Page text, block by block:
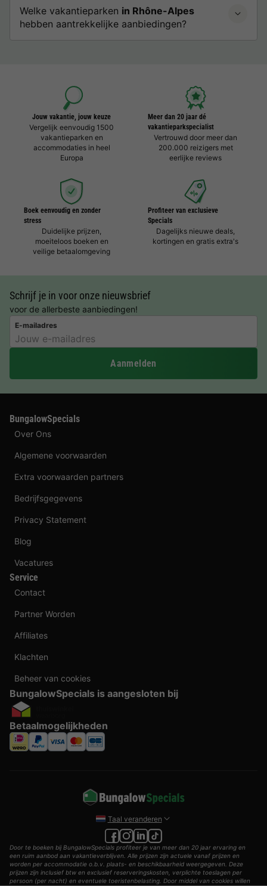
Welke vakantieparken in Rhône-Alpes
hebben aantrekkelijke aanbiedingen?
Jouw vakantie, jouw keuze
Vergelijk eenvoudig 1500
vakantieparken en
accommodaties in heel
Europa
Meer dan 20 jaar dé
vakantieparkspecialist
Vertrouwd door meer dan
200.000 reizigers met
eerlijke reviews
Boek eenvoudig en zonder
stress
Duidelijke prijzen,
moeiteloos boeken en
veilige betaalomgeving
Profiteer van exclusieve
Specials
Dagelijks nieuwe deals,
kortingen en gratis extra's
Schrijf je in voor onze nieuwsbrief
voor de allerbeste aanbiedingen!
E-mailadres
Aanmelden
BungalowSpecials
Over Ons
Algemene voorwaarden
Extra voorwaarden partners
Bedrijfsgegevens
Privacy Statement
Blog
Vacatures
Service
Contact
Partner Worden
Affiliates
Klachten
Beheer van cookies
BungalowSpecials is aangesloten bij
Betaalmogelijkheden
Taal veranderen
Door te boeken bij BungalowSpecials profiteer je van meer dan 20 jaar ervaring en
een ruim aanbod aan vakantieverblijven. Alle prijzen zijn actuele vanaf prijzen en
worden per accommodatie o.b.v. plaats- en beschikbaarheid weergegeven. Deze
prijzen zijn inclusief btw en exclusief reserveringskosten, verplichte toeslagen per
persoon (per nacht) en eventuele toeristenbelasting. Door middel van cookies willen